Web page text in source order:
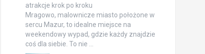
atrakcje krok po kroku
Mragowo, malownicze miasto położone w
sercu Mazur, to idealne miejsce na
weekendowy wypad, gdzie każdy znajdzie
coś dla siebie. To nie …